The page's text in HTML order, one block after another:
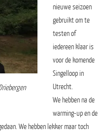
nieuwe seizoen
gebruikt om te
testen of
iedereen klaar is
voor de komende
Singelloop in
Utrecht.
We hebben na de
warming-up en de
We hebben lekker maar toch